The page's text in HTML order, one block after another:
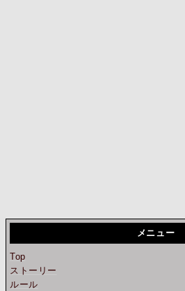
メニュー
Top
ストーリー
ルール